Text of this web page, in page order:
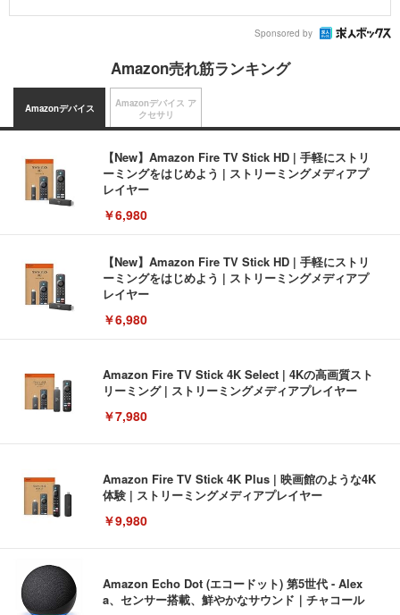
Sponsored by
Amazon売れ筋ランキング
Amazonデバイス
【New】Amazon Fire TV Stick HD | 手軽にストリ
ーミングをはじめよう | ストリーミングメディアプ
レイヤー
￥6,980
【New】Amazon Fire TV Stick HD | 手軽にストリ
ーミングをはじめよう | ストリーミングメディアプ
レイヤー
￥6,980
Amazon Fire TV Stick 4K Select | 4Kの高画質スト
リーミング | ストリーミングメディアプレイヤー
￥7,980
Amazon Fire TV Stick 4K Plus | 映画館のような4K
体験 | ストリーミングメディアプレイヤー
￥9,980
Amazon Echo Dot (エコードット) 第5世代 - Alex
a、センサー搭載、鮮やかなサウンド｜チャコール
Amazonデバイス ア
クセサリ